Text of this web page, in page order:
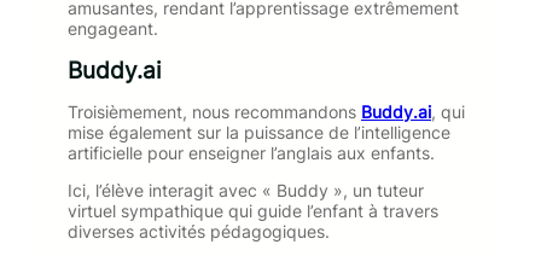
amusantes, rendant l’apprentissage extrêmement
engageant.
Buddy.ai
Troisièmement, nous recommandons Buddy.ai, qui
mise également sur la puissance de l’intelligence
artificielle pour enseigner l’anglais aux enfants.
Ici, l’élève interagit avec « Buddy », un tuteur
virtuel sympathique qui guide l’enfant à travers
diverses activités pédagogiques.